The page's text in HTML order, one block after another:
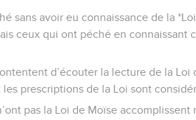
sans avoir eu connaissance de la
ceux qui ont péché en connaissant
d’écouter la lecture de la Loi
prescriptions de la Loi sont
pas la Loi de Moïse